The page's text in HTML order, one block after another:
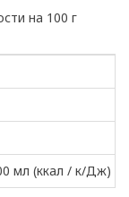
на 100 г
мл (ккал / к/Дж)